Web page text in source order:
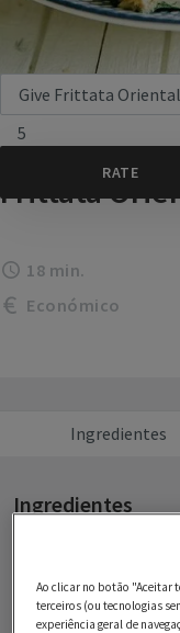
5
Frittata
18 min.
Económico
Ingredientes
Ingredientes
1 pacote de
4 ovos
Ao clicar no botão "Aceitar
terceiros (ou tecnologias
experiência geral de